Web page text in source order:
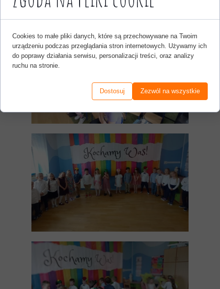
Cookies to małe pliki danych, które są przechowywane na Twoim
urządzeniu podczas przeglądania stron internetowych. Używamy ich
do poprawy działania serwisu, personalizacji treści, oraz analizy
ruchu na stronie.
Dostosuj Zezwól na wszystkie